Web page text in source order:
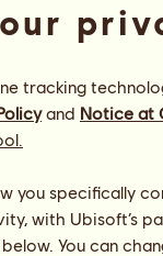
tracking
and Notice at
you specifically
with Ubisoft’s
You can